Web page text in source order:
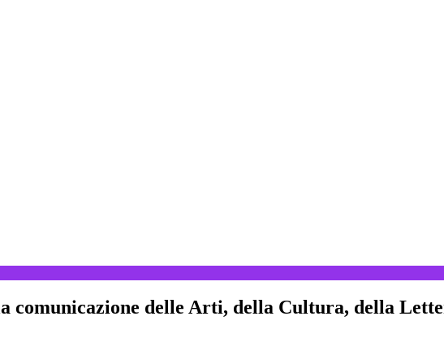
comunicazione delle Arti, della Cultura, della